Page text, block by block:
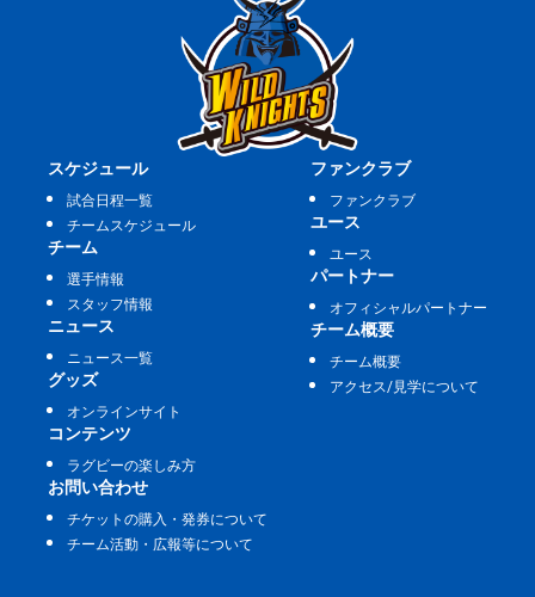
スケジュール
試合日程一覧
チームスケジュール
チーム
選手情報
スタッフ情報
ニュース
ニュース一覧
グッズ
オンラインサイト
ファンクラブ
ファンクラブ
ユース
ユース
パートナー
オフィシャルパートナー
チーム概要
チーム概要
アクセス/見学について
コンテンツ
ラグビーの楽しみ方
お問い合わせ
チケットの購入・発券について
チーム活動・広報等について